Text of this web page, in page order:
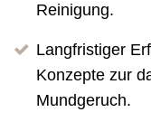
Reinigung.
Langfristiger
Konzepte zur
Mundgeruch.